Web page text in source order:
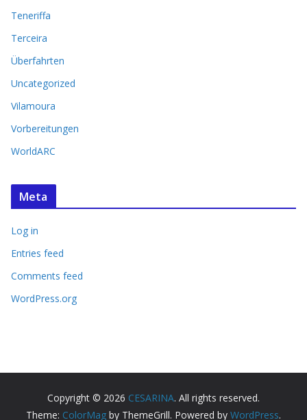
Teneriffa
Terceira
Überfahrten
Uncategorized
Vilamoura
Vorbereitungen
WorldARC
Meta
Log in
Entries feed
Comments feed
WordPress.org
Copyright © 2026 CESARINA. All rights reserved.
Theme: ColorMag by ThemeGrill. Powered by WordPress.